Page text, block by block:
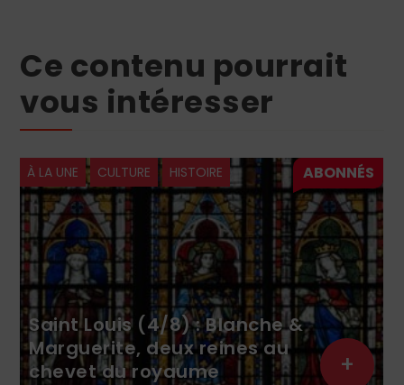
Ce contenu pourrait
vous intéresser
À LA UNE CULTURE HISTOIRE
Saint Louis (4/8) : Blanche &
Marguerite, deux reines au
chevet du royaume
+